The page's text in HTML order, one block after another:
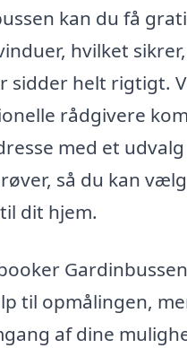
kan du få
hvilket
sidder helt rigtigt.
rådgivere
med et
så du kan
dit hjem.
til opmålingen,
af dine